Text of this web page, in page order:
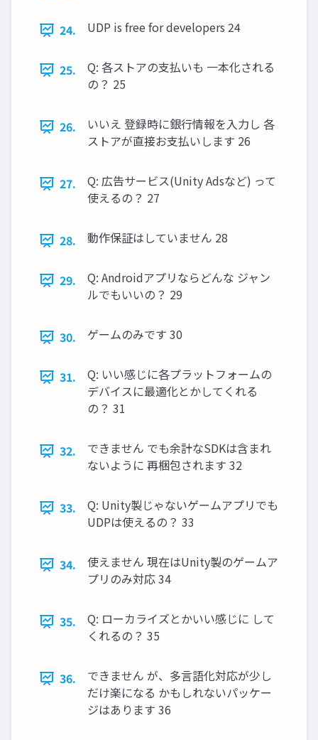
24. UDP is free for developers 24
25.
Q: 各ストアの支払いも 一本化される
の？ 25
26.
いいえ 登録時に銀行情報を入力し 各
ストアが直接お支払いします 26
27.
Q: 広告サービス(Unity Adsなど) って
使えるの？ 27
28. 動作保証はしていません 28
29.
Q: Androidアプリならどんな ジャン
ルでもいいの？ 29
30. ゲームのみです 30
31.
Q: いい感じに各プラットフォームの
デバイスに最適化とかしてくれる
の？ 31
32.
できません でも余計なSDKは含まれ
ないように 再梱包されます 32
33.
Q: Unity製じゃないゲームアプリでも
UDPは使えるの？ 33
34.
使えません 現在はUnity製のゲームア
プリのみ対応 34
35.
Q: ローカライズとかいい感じに して
くれるの？ 35
36.
できません が、多言語化対応が少し
だけ楽になる かもしれないパッケー
ジはあります 36